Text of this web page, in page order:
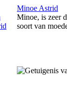
Minoe Astrid
Minoe, is zeer
soort van